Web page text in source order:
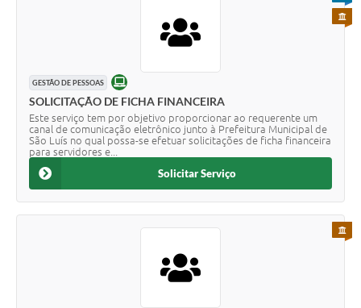
GESTÃO DE PESSOAS ONLINE
SOLICITAÇÃO DE FICHA FINANCEIRA
Este serviço tem por objetivo proporcionar ao requerente um
canal de comunicação eletrônico junto à Prefeitura Municipal de
São Luís no qual possa-se efetuar solicitações de ficha financeira
para servidores e...
PARA
Solicitar Serviço
PARA